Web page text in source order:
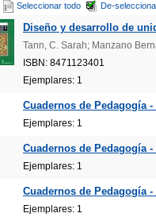
Seleccionar todo De-
Diseño y desarrollo de
Tann, C. Sarah; Manzano
ISBN: 8471123401
Ejemplares: 1
Cuadernos de Pedagogía -
Ejemplares: 1
Cuadernos de Pedagogía -
Ejemplares: 1
Cuadernos de Pedagogía -
Ejemplares: 1